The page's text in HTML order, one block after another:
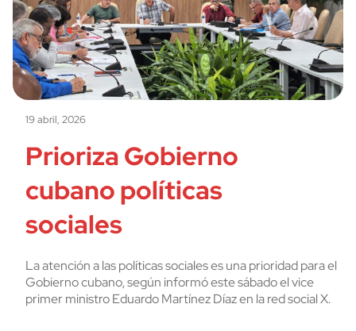
19 abril, 2026
Prioriza Gobierno
cubano políticas
sociales
La atención a las políticas sociales es una prioridad para el
Gobierno cubano, según informó este sábado el vice
primer ministro Eduardo Martínez Díaz en la red social X.